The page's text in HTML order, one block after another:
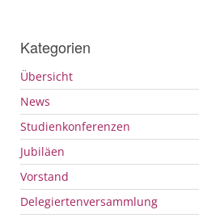
Kategorien
Übersicht
News
Studienkonferenzen
Jubiläen
Vorstand
Delegiertenversammlung